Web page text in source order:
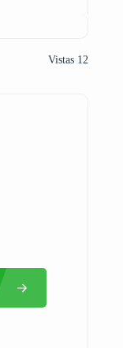
Vistas 12